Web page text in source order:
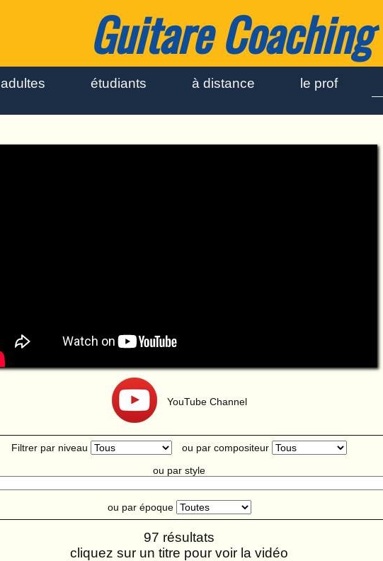
Guitare Coaching
adultes étudiants à distance le prof
YouTube Channel
Filtrer par niveau
ou par compositeur
ou par style
ou par époque
97 résultats
cliquez sur un titre pour voir la vidéo